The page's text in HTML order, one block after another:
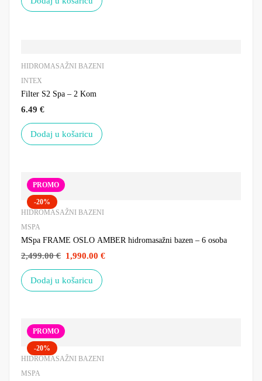
HIDROMASAŽNI BAZENI
INTEX
Filter S2 Spa – 2 Kom
6.49 €
Dodaj u košaricu
PROMO
-20%
HIDROMASAŽNI BAZENI
MSPA
MSpa FRAME OSLO AMBER hidromasažni bazen – 6 osoba
2,499.00€ 1,990.00 €
Dodaj u košaricu
PROMO
-20%
HIDROMASAŽNI BAZENI
MSPA